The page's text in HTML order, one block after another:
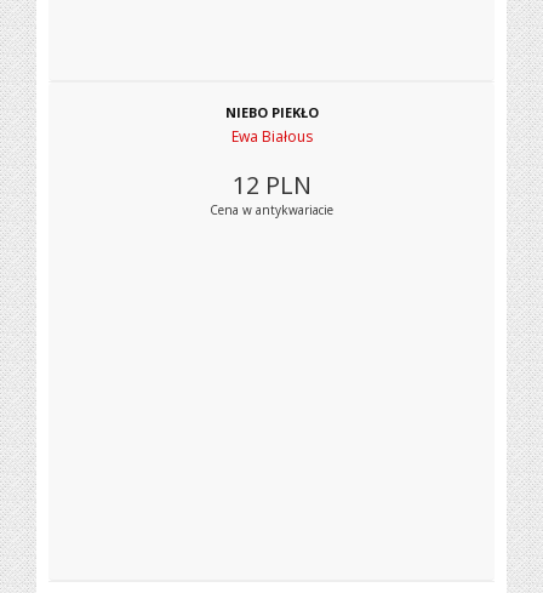
NIEBO PIEKŁO
Ewa Białous
12 PLN
Cena w antykwariacie